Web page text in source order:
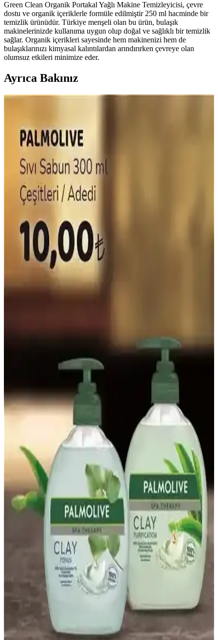
Green Clean Organik Portakal Yağlı Makine Temizleyicisi, çevre
dostu ve organik içeriklerle formüle edilmiştir 250 ml hacminde bir
temizlik ürünüdür. Türkiye menşeli olan bu ürün, bulaşık
makinelerinizde kullanıma uygun olup doğal ve sağlıklı bir temizlik
sağlar. Organik içerikleri sayesinde hem makinenizi hem de
bulaşıklarınızı kimyasal kalıntılardan arındırırken çevreye olan
olumsuz etkileri minimize eder.
Ayrıca Bakınız
Sağlıklı çikolata seçiminde içerik, kakao oranı ve organik sertifika
önemli. Bu rehberde, sağlıklı çikolata özellikleri ve dikkat edilmesi
gerekenler detaylandırılıyor.
Otat Tereyağı Nedir, Özellikleri, Kullanım Alanları
ve Tüketici Yorumları
Otat tereyağı, doğal içerikleri ve yoğun aromasıyla öne çıkan
bu ürün, kahvaltı ve yemeklerde kullanılır, tüketici yorumları ise
memnuniyet ve fiyat endişelerini yansıtır.
Natürel Kakao Tozu: Sağlıklı ve Katkısız Kakao
Aromasıyla Lezzetli Tarifler
Natürel kakao tozu, katkısız ve doğal yapısıyla sağlıklı yaşamı
destekler, çeşitli tariflerde kullanılabilir, antioksidan içeriğiyle sağlığa
Tavuk kelebek, tavuk göğsünün ikiye bölünerek hazırlanan ürün
olup, fiyatlar kalite ve bölgeye göre değişir. Tüketicilere tazelik ve
düzgün kesim önemli ipuçları sunar.
Sazak Zeytinyağı: Doğal ve Geleneksel Üretimle
Sağlıklı Lezzet Kaynağı
Sazak Zeytinyağı, doğal, saf ve soğuk sıkım yöntemleriyle üretilmiş,
sağlıklı ve lezzetli bir zeytinyağıdır. Geleneksel üretim süreçleriyle
kalitesini koruyan bu ürün, mutfakta çok yönlü kullanım imkanı
Haşhaş Kreması Nedir ve Sağlıklı Kahvaltı
Seçenekleri Arasındaki Yeri
Haşhaş kreması, doğal içerikleri ve yüksek besin değeriyle
kahvaltılarda sağlıklı ve lezzetli bir alternatif sunar, içerdiği omega-3
ve lifler ile sağlığı destekler.
Sağlıklı gevrekler: Doğal içeriklerle beslenmede yeni
trend ve dikkat edilmesi gerekenler
Sağlıklı gevrekler, doğal içeriklerle hazırlanan, yüksek lif ve düşük
şekerli alternatifler sunar. Beslenme alışkanlıklarınızı destekleyen bu
ürünler hakkında detaylar burada.
Palmolive Sabun Çeşitleri ve Özellikleri: Cilt
Bakımında Farklı Seçenekler
Palmolive'nin çeşitli sabun seçenekleri, cilt tipine uygun
nemlendirici, ferahlatıcı ve doğal içerikli ürünleriyle temizlik ve
bakım sağlar, cilt sağlığını korur ve ferah bir his sunar.